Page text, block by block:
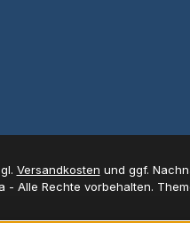
Versandkosten und ggf.
- Alle Rechte vorbehalten.